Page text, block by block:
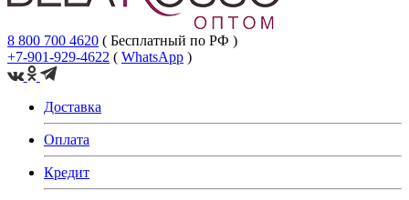
8 800 700 4620 ( Бесплатный по РФ )
+7-901-929-4622 ( WhatsApp )
Доставка
Оплата
Кредит